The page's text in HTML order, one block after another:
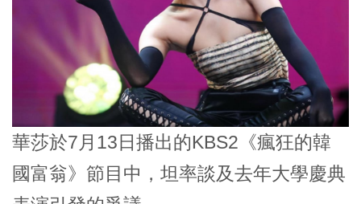
華莎於7月13日播出的KBS2 《瘋狂的韓
國富翁》 節目中，坦率談及去年大學慶典